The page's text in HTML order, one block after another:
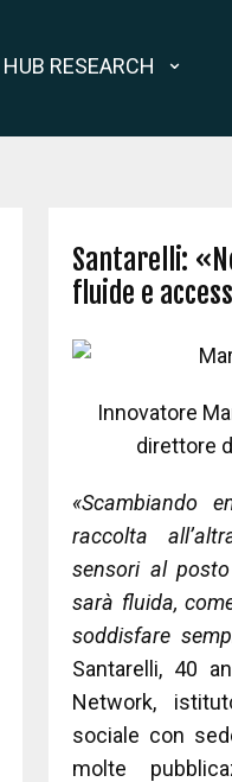
HUB RESEARCH
Santarelli:
fluide e
Innovatore
direttore
«Scambiando
raccolta
sensori al
sarà fluida,
soddisfare
Santarelli, 40
Network,
sociale con
molte